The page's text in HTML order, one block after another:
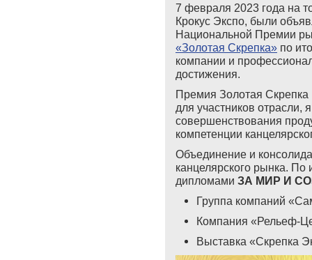
7 февраля 2023 года на
Крокус Экспо, были
Национальной Премии
«Золотая Скрепка» по
компании и
достижения.
Премия Золотая Скрепка
для участников
совершенствования
компетенции
Объединение и
канцелярского рынка.
дипломами ЗА МИР И
Группа компаний
Компания «Рельеф-
Выставка «Скрепка